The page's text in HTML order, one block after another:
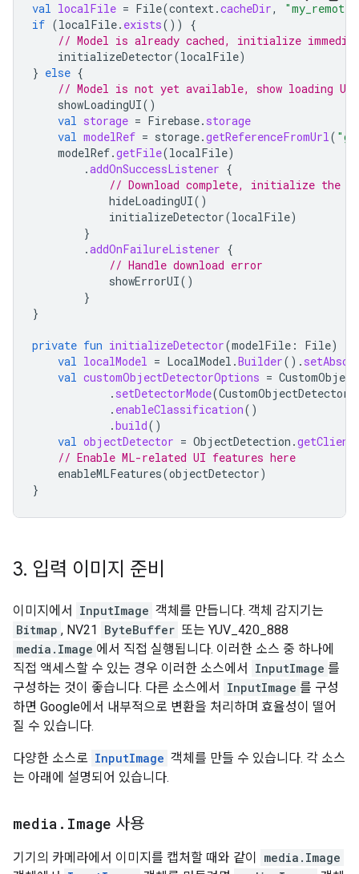
val localFile = File(context.cacheDir,
if (localFile. exists())
{
// Model is already cached, initialize
initializeDetector(localFile)
} else {
// Model is not yet available, show loading UI
showLoadingUI()
val storage = Firebase. storage
val modelRef = storage.getReferenceFromUrl(
modelRef.getFile(localFile)
.addOnSuccessListener {
// Download complete, initialize the
hideLoadingUI()
initializeDetector(localFile)
}
.addOnFailureListener {
// Handle download error
showErrorUI()
}
}
private fun initializeDetector(modelFile : File)
val localModel = LocalModel .Builder().
val customObjectDetectorOptions =
. setDetectorMode(
. enableClassification()
.build()
val objectDetector = ObjectDetection .getClient
// Enable ML-related UI features here
enableMLFeatures(objectDetector)
}
3. 입력 이미지 준비
이미지에서 InputImage 객체를 만듭니다. 객체 감지기는
Bitmap , NV21 ByteBuffer 또는 YUV_420_888
media.Image 에서 직접 실행됩니다. 이러한 소스 중 하나에
직접 액세스할 수 있는 경우 이러한 소스에서
InputImage 를
구성하는 것이 좋습니다. 다른 소스에서
InputImage 를 구성
하면 Google에서 내부적으로 변환을 처리하며 효율성이 떨어
질 수 있습니다.
다양한 소스로 InputImage 객체를 만들 수 있습니다. 각 소스
는 아래에 설명되어 있습니다.
media . Image 사용
기기의 카메라에서 이미지를 캡처할 때와 같이
media.Image